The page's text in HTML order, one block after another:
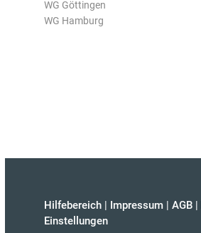
WG Göttingen
WG Hamburg
Hilfebereich | Impressum | AGB |
Einstellungen